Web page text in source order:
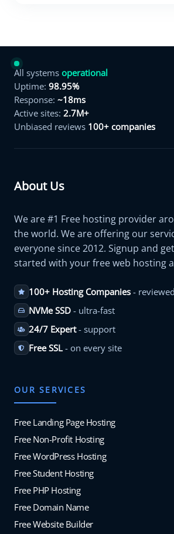
All systems operational
Uptime: 98.95%
Response: ~18ms
Active sites: 2.7M+
Unbiased reviews 100+ companies
About Us
We are #1 Free hosting provider
the world. We are offering our
everyone since 2012. Signup and get
started with your free web hosting
100+ Hosting Companies- reviewed
NVMe SSD- ultra-fast
24/7 Expert- support
Free SSL- on every site
OUR SERVICES
Free Landing Page Hosting
Free Non-Profit Hosting
Free WordPress Hosting
Free Student Hosting
Free PHP Hosting
Free Domain Name
Free Website Builder